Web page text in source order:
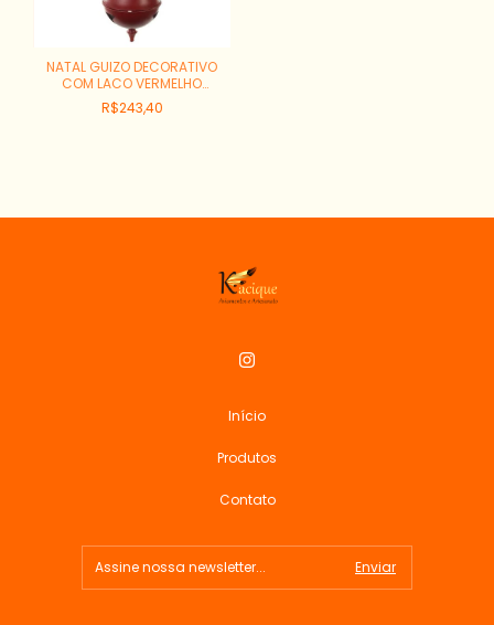
NATAL GUIZO DECORATIVO
COM LACO VERMELHO
REF:57041001
R$243,40
Início
Produtos
Contato